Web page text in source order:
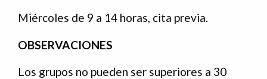
Miércoles de 9 a 14 horas, cita previa.
OBSERVACIONES
Los grupos no pueden ser superiores a 30